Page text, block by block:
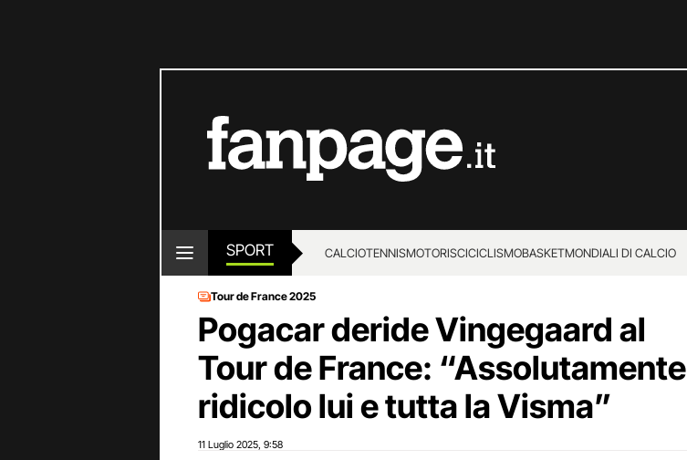
SPORT CALCIOTENNISMOTORISCICICLISMOBASKETMONDIALI DI CALCIO
Tour de France 2025
Pogacar deride Vingegaard al
Tour de France: “Assolutamente
ridicolo lui e tutta la Visma”
11 Luglio 2025 9:58